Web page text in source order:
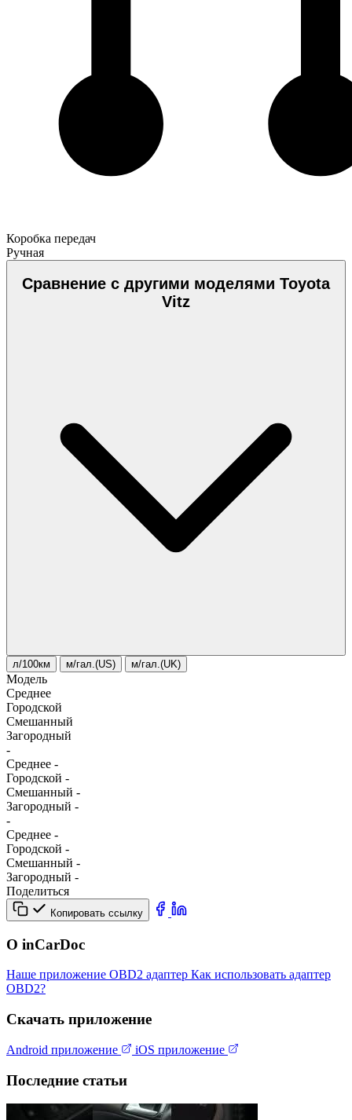
Коробка передач
Ручная
Сравнение с другими моделями Toyota
Vitz
л/100км м/гал.(US) м/гал.(UK)
Модель
Среднее
Городской
Смешанный
Загородный
-
Среднее -
Городской -
Смешанный -
Загородный -
-
Среднее -
Городской -
Смешанный -
Загородный -
Поделиться
Копировать ссылку
О inCarDoc
Наше приложение OBD2 адаптер Как использовать адаптер
OBD2?
Скачать приложение
Android приложение iOS приложение
Последние статьи